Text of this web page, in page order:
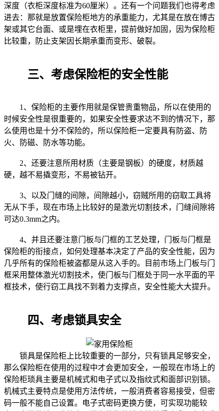
深度（衣柜深度标准为60厘米）。还有一个问题我们也得考虑
进去：那就是放置保险柜地方的承重能力，尤其是在放在博古
架或其它台面、或是埋在衣柜里，提前做好加固，因为保险柜
比较重，防止支架因长期承重而变形、破裂。
三、考虑保险柜的安全性能
1、保险柜的主要作用就是保管贵重物品，所以在使用的
时候安全性是很重要的，如果安全性要求达不到的情况下，那
么使用也是十分不保险的，所以保险柜一定要具有防盗、防
火、防磁、防水等功能。
2、还要注意所用材质（主要是钢板）的硬度，材质越
硬，越不易撬变形，不易被钻开。
3、以及门缝的间隙，间隙越小，窃贼所用的窃取工具将
无从下手，现在市场上比较好的是激光切割技术，门缝间隙将
可达0.3mm之内。
4、并且还要注意门板与门框的工艺处理，门板与门框是
保险柜的衔接点，如何处理基本决定了产品的安全性能，因为
几乎所有的保险柜被盗都是从这入手的。目前市场上门板与门
框采用整体激光切割技术，使门板与门框处于同一水平面的平
框技术，使行窃工具找不到着力支撑点，安全性能大大提升。
四、考虑锁具安全
锁具是保险柜上比较重要的一部分，只有锁具足够安全，
那么保险柜在使用的过程中才会更加安全，一般现在市场上的
保险柜琐具主要是机械式和电子式以及指纹式和面部识别锁。
机械式主要特点是使用方法传统，一般消费者容易接受，但密
码一般不能自己设置。电子式密码更换方便，可实现功能较